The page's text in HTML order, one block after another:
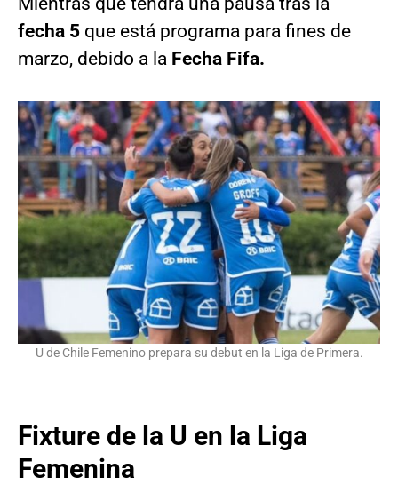
fecha 5 que está programa para fines de
marzo, debido a la Fecha Fifa.
U de Chile Femenino prepara su debut en la Liga de Primera.
Fixture de la U en la Liga
Femenina